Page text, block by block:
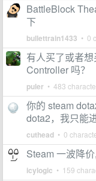
BattleBlock
下
bullettrain1433 • 0
有人买了或者
Controller 吗？
puler • 483
你的 steam
dota2，我只能
cuthead • 0
Steam 一波降
icylogic • 159